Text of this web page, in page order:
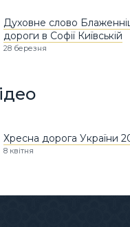
Духовне слово
дороги в Софії Київській
28 березня
Хресна дорога України
8 квітня